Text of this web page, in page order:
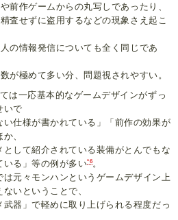
前作ゲームからの丸写しであったり、
査せずに盗用するなどの現象さえ起こ
の情報発信についても全く同じであ
が極めて多い分、問題視されやすい。
は一応基本的なゲームデザインがずっ
いで
い仕様が書かれている」「前作の効果が
、
として紹介されている装備がとんでもな
いる」等の例が多い*6。
は元々モンハンというゲームデザイン上
ないということで、
器」で軽めに取り上げられる程度だっ